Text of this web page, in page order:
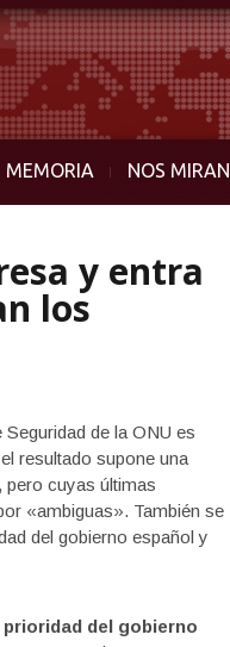
MEMORIA NOS MIRAN
y entra
los
de la ONU es
resultado supone una
pero cuyas últimas
«ambiguas». También se
del gobierno español y
del gobierno